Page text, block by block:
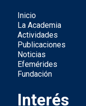
Inicio
La Academia
Actividades
Publicaciones
Noticias
Efemérides
Fundación
Interés